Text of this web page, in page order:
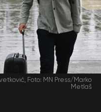
Foto: MN Press/Marko
Metlaš